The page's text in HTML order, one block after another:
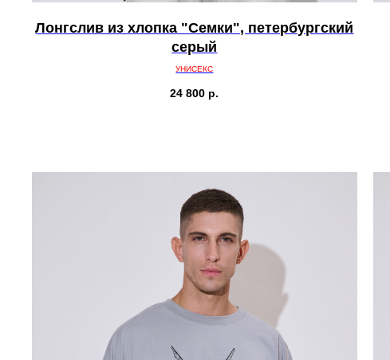
Лонгслив из хлопка "Семки", петербургский
серый
УНИСЕКС
24 800 р.